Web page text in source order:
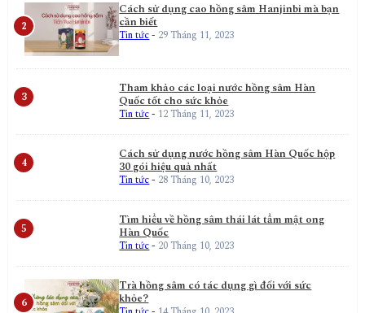
Cách sử dụng cao hồng sâm Hanjinbi mà bạn
cần biết
Tin tức- 29 Tháng 11, 2023
Tham khảo các loại nước hồng sâm Hàn
Quốc tốt cho sức khỏe
Tin tức- 12 Tháng 11, 2023
Cách sử dụng nước hồng sâm Hàn Quốc hộp
30 gói hiệu quả nhất
Tin tức- 28 Tháng 10, 2023
Tìm hiểu về hồng sâm thái lát tẩm mật ong
Hàn Quốc
Tin tức- 20 Tháng 10, 2023
Trà hồng sâm có tác dụng gì đối với sức
khỏe?